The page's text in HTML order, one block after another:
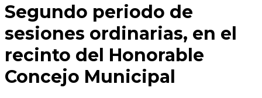
Segundo periodo de
sesiones ordinarias, en el
recinto del Honorable
Concejo Municipal